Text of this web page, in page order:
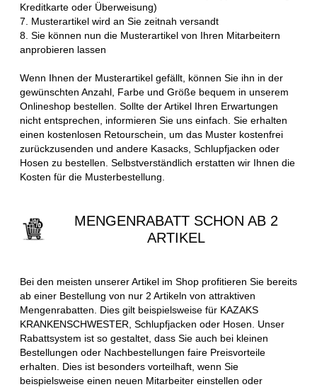
Kreditkarte oder Überweisung)
7. Musterartikel wird an Sie zeitnah versandt
8. Sie können nun die Musterartikel von Ihren Mitarbeitern
anprobieren lassen
Wenn Ihnen der Musterartikel gefällt, können Sie ihn in der
gewünschten Anzahl, Farbe und Größe bequem in unserem
Onlineshop bestellen. Sollte der Artikel Ihren Erwartungen
nicht entsprechen, informieren Sie uns einfach. Sie erhalten
einen kostenlosen Retourschein, um das Muster kostenfrei
zurückzusenden und andere Kasacks, Schlupfjacken oder
Hosen zu bestellen. Selbstverständlich erstatten wir Ihnen die
Kosten für die Musterbestellung.
MENGENRABATT SCHON AB 2
ARTIKEL
Bei den meisten unserer Artikel im Shop profitieren Sie bereits
ab einer Bestellung von nur 2 Artikeln von attraktiven
Mengenrabatten. Dies gilt beispielsweise für KAZAKS
KRANKENSCHWESTER, Schlupfjacken oder Hosen. Unser
Rabattsystem ist so gestaltet, dass Sie auch bei kleinen
Bestellungen oder Nachbestellungen faire Preisvorteile
erhalten. Dies ist besonders vorteilhaft, wenn Sie
beispielsweise einen neuen Mitarbeiter einstellen oder